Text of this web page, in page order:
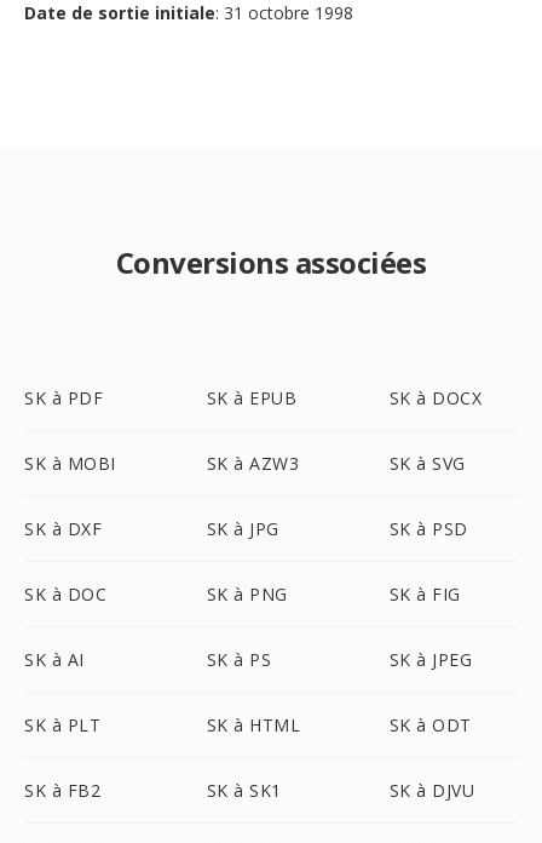
Date de sortie initiale: 31 octobre 1998
Conversions associées
SK à PDF SK à EPUB SK à DOCX
SK à MOBI SK à AZW3 SK à SVG
SK à DXF SK à JPG SK à PSD
SK à DOC SK à PNG SK à FIG
SK à AI SK à PS SK à JPEG
SK à PLT SK à HTML SK à ODT
SK à FB2 SK à SK1 SK à DJVU